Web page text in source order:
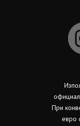
При
евро